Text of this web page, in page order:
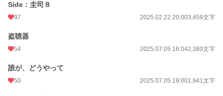
Side：圭司８
97 2025.02.22 20:003,459文字
盗聴器
54 2025.07.05 16:042,380文字
誰が、どうやって
50 2025.07.05 19:001,941文字